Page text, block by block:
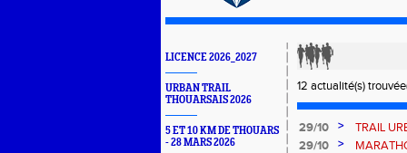
LICENCE 2026_2027
URBAN TRAIL
THOUARSAIS 2026
5 ET 10 KM DE THOUARS
- 28 MARS 2026
12 actualité(s)
29/10 >
TRAIL
29/10
>